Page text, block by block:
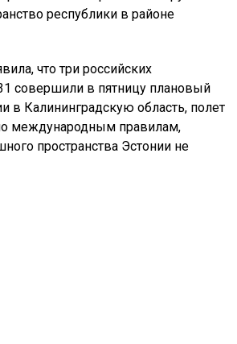
республики в районе
что три российских
совершили в пятницу плановый
в Калининградскую область, полет
международным правилам,
пространства Эстонии не